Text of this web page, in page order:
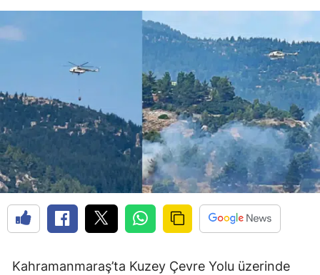
Kahramanmaraş’ta Kuzey Çevre Yolu üzerinde